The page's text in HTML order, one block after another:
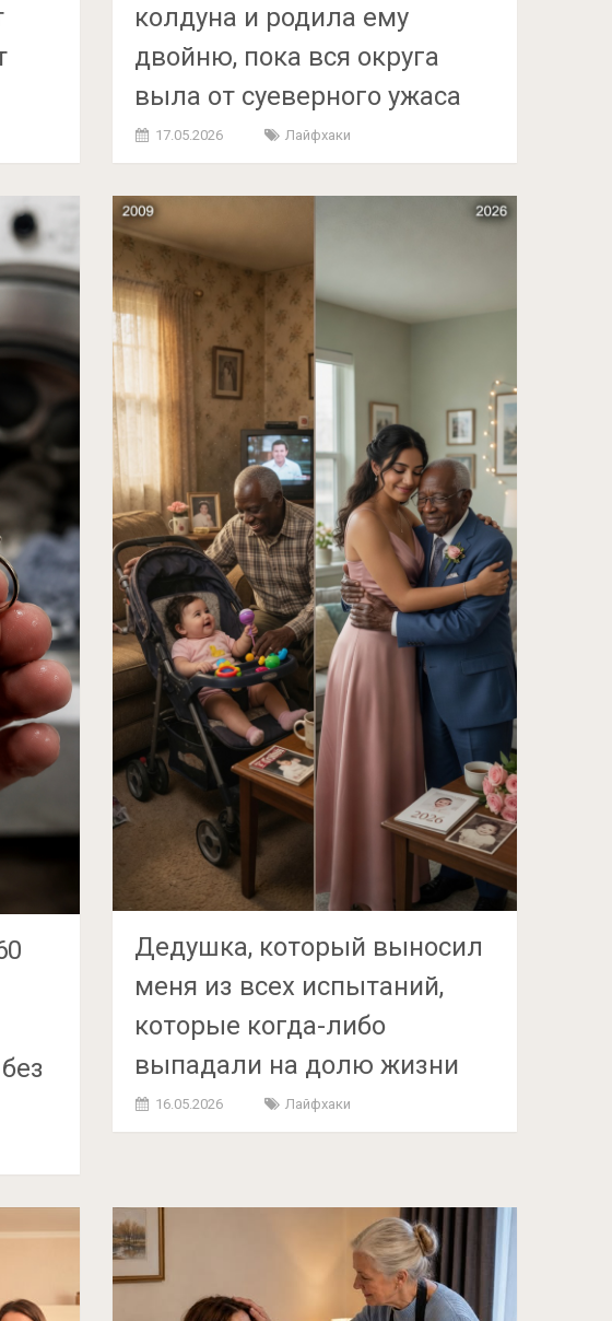
колдуна и родила ему
двойню, пока вся округа
выла от суеверного ужаса
17.05.2026 Лайфхаки
Дедушка, который выносил
меня из всех испытаний,
которые когда-либо
выпадали на долю жизни
16.05.2026 Лайфхаки